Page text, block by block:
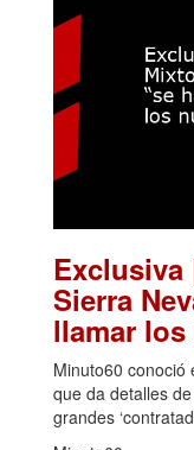
Exclusiva
Sierra
llamar los
Minuto60 conoció
que da detalles
grandes